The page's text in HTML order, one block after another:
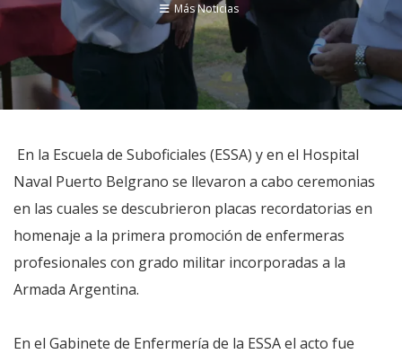
Más Noticias
En la Escuela de Suboficiales (ESSA) y en el Hospital
Naval Puerto Belgrano se llevaron a cabo ceremonias
en las cuales se descubrieron placas recordatorias en
homenaje a la primera promoción de enfermeras
profesionales con grado militar incorporadas a la
Armada Argentina.
En el Gabinete de Enfermería de la ESSA el acto fue